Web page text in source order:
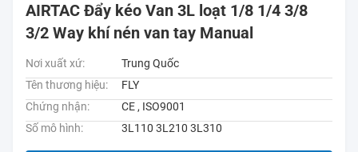
AIRTAC Đẩy kéo Van 3L loạt 1/8 1/4 3/8
3/2 Way khí nén van tay Manual
Nơi xuất xứ:
Trung Quốc
Tên thương hiệu:
FLY
Chứng nhận:
CE , ISO9001
Số mô hình:
3L110 3L210 3L310